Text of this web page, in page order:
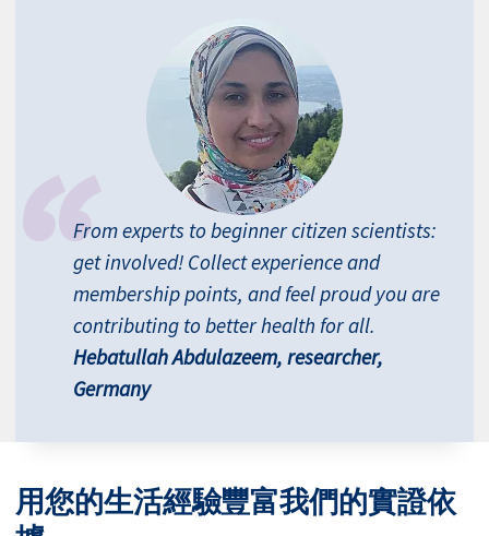
From experts to beginner citizen scientists:
get involved! Collect experience and
membership points, and feel proud you are
contributing to better health for all.
Hebatullah Abdulazeem, researcher,
Germany
用您的生活經驗豐富我們的實證依